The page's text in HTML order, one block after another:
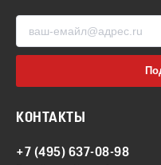
КОНТАКТЫ
+7 (495) 637-08-98